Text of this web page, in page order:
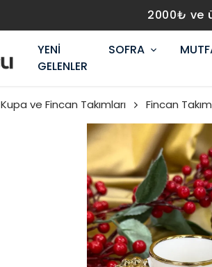
2000₺ ve
YENİ
GELENLER
SOFRA
Kupa ve Fincan Takımları Fincan